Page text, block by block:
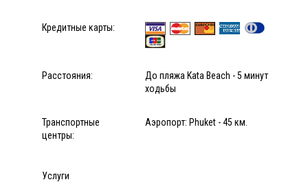
Кредитные карты:
Расстояния:
До пляжа Kata Beach - 5 минут
ходьбы
Транспортные
центры:
Аэропорт: Phuket - 45 км.
Услуги